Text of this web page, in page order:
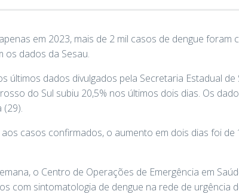
em 2023, mais de 2 mil casos de dengue
os dados da Sesau.
últimos dados divulgados pela Secretaria Estadual
do Sul subiu 20,5% nos últimos dois dias. Os
(29).
aos casos confirmados, o aumento em dois dias foi
o Centro de Operações de Emergência em
com sintomatologia de dengue na rede de urgência